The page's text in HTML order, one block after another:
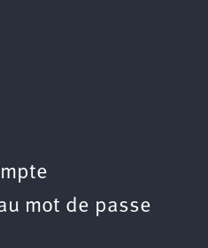
mot de passe